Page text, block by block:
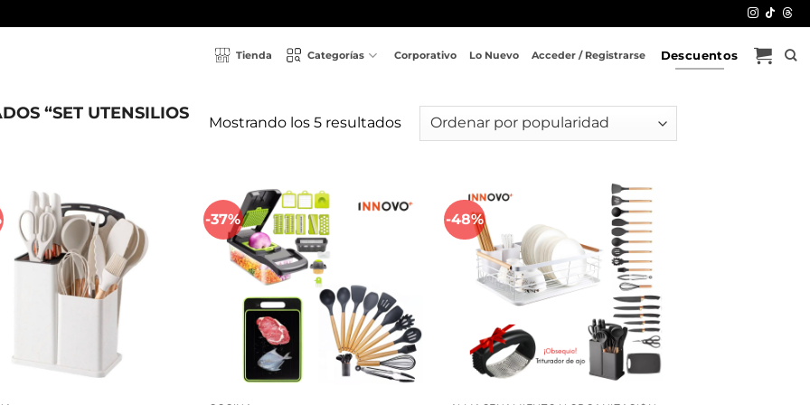
Tienda Categorías Corporativo Lo Nuevo Acceder / Registrarse Descuentos
“SET UTENSILIOS
Mostrando los 5 resultados
lista de
deseos
-37% -48%
Añadir
a la
lista de
deseos